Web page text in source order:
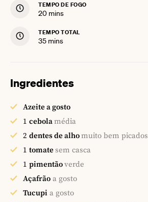
TEMPO DE FOGO
20minutes
mins
TEMPO TOTAL
35minutes
mins
Ingredientes
Azeite a gosto
1 cebolamédia
2 dentes de alhomuito bem picados
1 tomatesem casca
1 pimentãoverde
Açafrão a gosto
Tucupi a gosto